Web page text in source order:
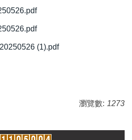
(1).pdf
瀏覽數: 1273